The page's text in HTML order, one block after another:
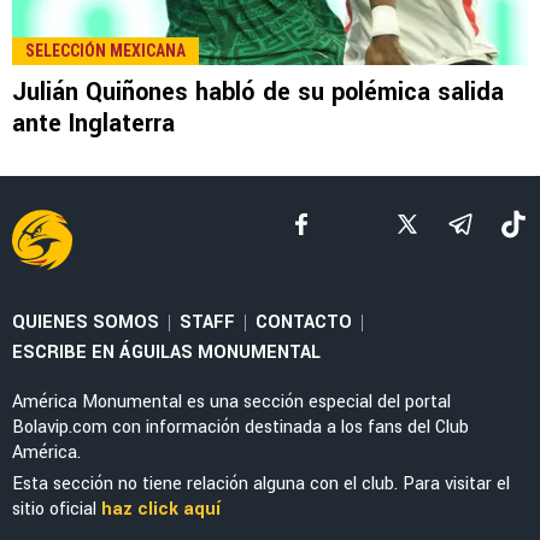
FEMENIL
¡Por el oro! Fecha y hora de la Gran Final entre
la Selección Femenil Sub-23 y Colombia